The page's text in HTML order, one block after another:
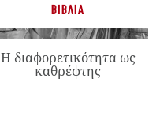
ΒΙΒΛΊΑ
Η διαφορετικότητα ως
καθρέφτης